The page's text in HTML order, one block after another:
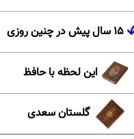
۱۵ سال پیش در چنین روزی
این لحظه با حافظ
گلستان سعدی